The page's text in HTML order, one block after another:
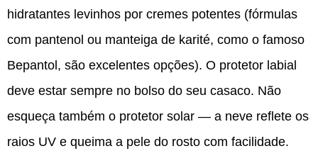
hidratantes levinhos por cremes potentes (fórmulas
com pantenol ou manteiga de karité, como o famoso
Bepantol, são excelentes opções). O protetor labial
deve estar sempre no bolso do seu casaco. Não
esqueça também o protetor solar — a neve reflete os
raios UV e queima a pele do rosto com facilidade.